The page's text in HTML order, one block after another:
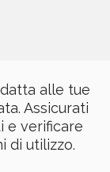
alle tue
Assicurati
e verificare
di utilizzo.